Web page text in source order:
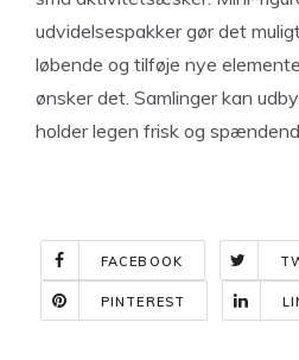
udvidelsespakker gør det
løbende og tilføje nye
ønsker det. Samlinger kan
holder legen frisk og
FACEBOOK
PINTEREST